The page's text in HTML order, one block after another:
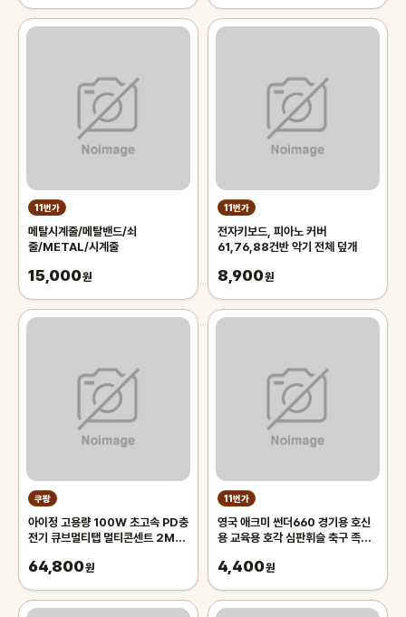
11번가
메탈시계줄/메탈밴드/쇠
줄/METAL/시계줄
15,000원
11번가
전자키보드, 피아노 커버
61,76,88건반 악기 전체 덮개
8,900원
쿠팡
아이정 고용량 100W 초고속 PD충
전기 큐브멀티탭 멀티콘센트 2M,
64,800원
11번가
영국 애크미 썬더660 경기용 호신
용 교육용 호각 심판휘슬 축구 족구
4,400원